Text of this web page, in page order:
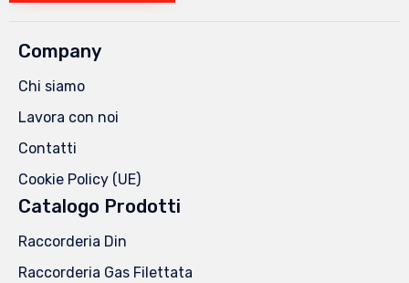
Company
Chi siamo
Lavora con noi
Contatti
Cookie Policy (UE)
Catalogo Prodotti
Raccorderia Din
Raccorderia Gas Filettata